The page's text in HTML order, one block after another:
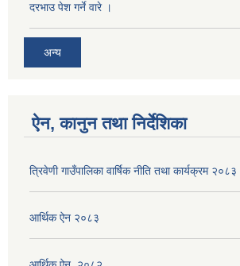
दरभाउ पेश गर्ने वारे ।
अन्य
ऐन, कानुन तथा निर्देशिका
त्रिवेणी गाउँपालिका वार्षिक नीति तथा कार्यक्रम २०८३
आर्थिक ऐन २०८३